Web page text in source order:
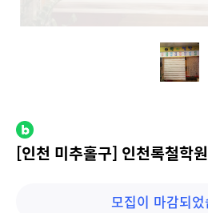
[인천 미추홀구] 인천록철학원
모집이 마감되